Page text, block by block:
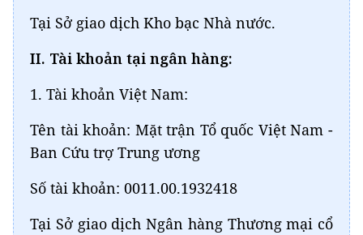
Tại Sở giao dịch Kho bạc Nhà nước.
II. Tài khoản tại ngân hàng:
1. Tài khoản Việt Nam:
Tên tài khoản: Mặt trận Tổ quốc Việt Nam -
Ban Cứu trợ Trung ương
Số tài khoản: 0011.00.1932418
Tại Sở giao dịch Ngân hàng Thương mại cổ